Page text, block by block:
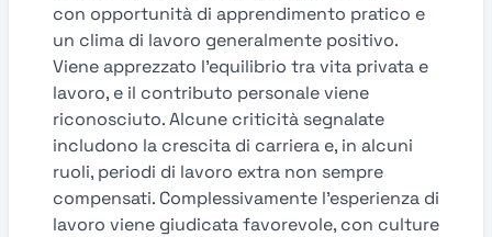
con opportunità di apprendimento pratico e
un clima di lavoro generalmente positivo.
Viene apprezzato l’equilibrio tra vita privata e
lavoro, e il contributo personale viene
riconosciuto. Alcune criticità segnalate
includono la crescita di carriera e, in alcuni
ruoli, periodi di lavoro extra non sempre
compensati. Complessivamente l’esperienza di
lavoro viene giudicata favorevole, con culture